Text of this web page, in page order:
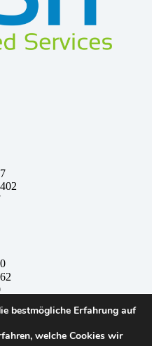
bestmögliche Erfahrung auf
welche Cookies wir